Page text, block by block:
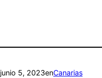
junio 5, 2023enCanarias